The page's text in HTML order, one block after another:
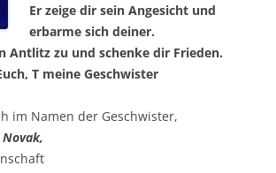
Er zei­ge dir sein Ange­sicht und
erbar­me sich deiner.
Ant­litz zu und schen­ke dir Frieden.
T mei­ne Geschwister
im Namen der Geschwister,